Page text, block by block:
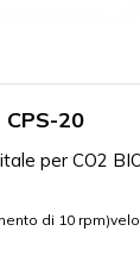
CPS-20
per CO2
di 10